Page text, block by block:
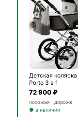
Детская
Porto 3 в 1
72 900 ₽
похожая · дороже
● в наличии